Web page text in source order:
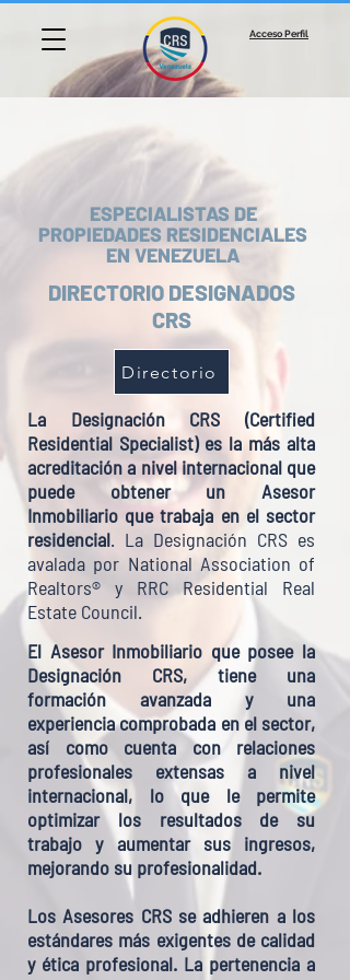
Acceso Perfil
ESPECIALISTAS DE
PROPIEDADES RESIDENCIALES
EN VENEZUELA
DIRECTORIO DESIGNADOS
CRS
Directorio
La Designación CRS (Certified
Residential Specialist) es la más alta
acreditación a nivel internacional que
puede obtener un Asesor
Inmobiliario que trabaja en el sector
residencial. La Designación CRS es
avalada por National Association of
Realtors® y RRC Residential Real
Estate Council.
El Asesor Inmobiliario que posee la
Designación CRS, tiene una
formación avanzada y una
experiencia comprobada en el sector,
así como cuenta con relaciones
profesionales extensas a nivel
internacional, lo que le permite
optimizar los resultados de su
trabajo y aumentar sus ingresos,
mejorando su profesionalidad.
Los Asesores CRS se adhieren a los
estándares más exigentes de calidad
y ética profesional. La pertenencia a